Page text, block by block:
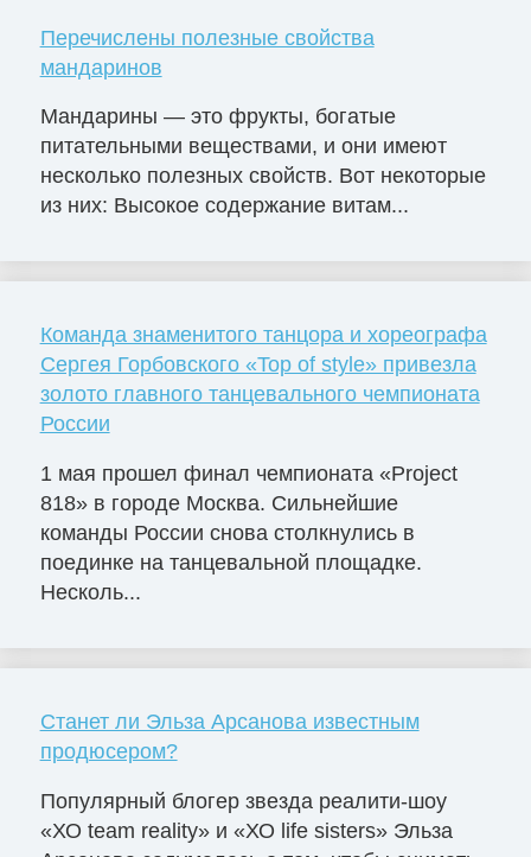
Перечислены полезные свойства
мандаринов
Мандарины — это фрукты, богатые
питательными веществами, и они имеют
несколько полезных свойств. Вот некоторые
из них: Высокое содержание витам...
Команда знаменитого танцора и хореографа
Сергея Горбовского «Top of style» привезла
золото главного танцевального чемпионата
России
1 мая прошел финал чемпионата «Project
818» в городе Москва. Сильнейшие
команды России снова столкнулись в
поединке на танцевальной площадке.
Несколь...
Станет ли Эльза Арсанова известным
продюсером?
Популярный блогер звезда реалити-шоу
«ХО team reality» и «ХО life sisters» Эльза